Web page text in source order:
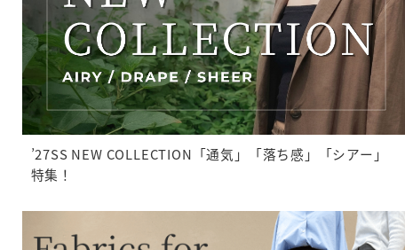
’27SS NEW COLLECTION「通気」「落ち感」「シアー」
特集！